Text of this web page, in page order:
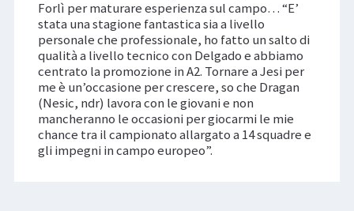
Forlì per maturare esperienza sul campo… “E’
stata una stagione fantastica sia a livello
personale che professionale, ho fatto un salto di
qualità a livello tecnico con Delgado e abbiamo
centrato la promozione in A2. Tornare a Jesi per
me è un’occasione per crescere, so che Dragan
(Nesic, ndr) lavora con le giovani e non
mancheranno le occasioni per giocarmi le mie
chance tra il campionato allargato a 14 squadre e
gli impegni in campo europeo”.